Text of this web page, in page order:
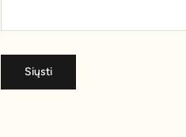
Siųsti